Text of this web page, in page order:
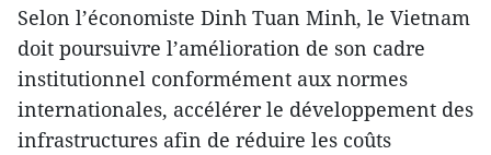
Selon l’économiste Dinh Tuan Minh, le Vietnam
doit poursuivre l’amélioration de son cadre
institutionnel conformément aux normes
internationales, accélérer le développement des
infrastructures afin de réduire les coûts